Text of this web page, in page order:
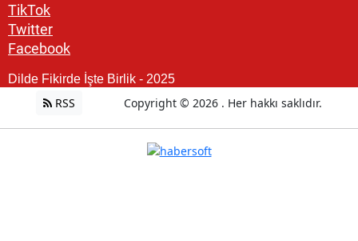
TikTok
Twitter
Facebook
Dilde Fikirde İşte Birlik - 2025
RSS Copyright © 2026 . Her hakkı saklıdır.